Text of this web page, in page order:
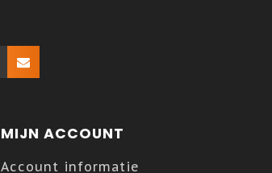
MIJN ACCOUNT
Account informatie